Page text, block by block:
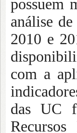
possuem
análise
2010 e
com a
das UC